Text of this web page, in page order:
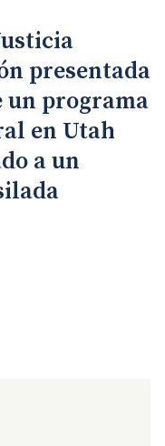
presentada
un programa
en Utah
a un